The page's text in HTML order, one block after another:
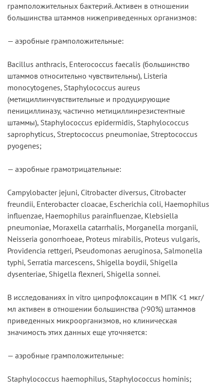
грамположительных бактерий. Активен в отношении
большинства штаммов нижеприведенных организмов:
— аэробные грамположительные:
Bacillus anthracis, Enterococcus faecalis (большинство
штаммов относительно чувствительны), Listeria
monocytogenes, Staphylococcus aureus
(метициллинчувствительные и продуцирующие
пенициллиназу, частично метициллинрезистентные
штаммы), Staphylococcus epidermidis, Staphylococcus
saprophyticus, Streptococcus pneumoniae, Streptococcus
pyogenes;
— аэробные грамотрицательные:
Campylobacter jejuni, Citrobacter diversus, Citrobacter
freundii, Enterobacter cloacae, Escherichia coli, Haemophilus
influenzae, Haemophilus parainfluenzae, Klebsiella
pneumoniae, Moraxella catarrhalis, Morganella morganii,
Neisseria gonorrhoeae, Proteus mirabilis, Proteus vulgaris,
Providencia rettgeri, Pseudomonas aeruginosa, Salmonella
typhi, Serratia marcescens, Shigella boydii, Shigella
dysenteriae, Shigella flexneri, Shigella sonnei.
В исследованиях in vitro ципрофлоксацин в МПК <1 мкг/
мл активен в отношении большинства (>90%) штаммов
приведенных микроорганизмов, но клиническая
значимость этих данных еще уточняется:
— аэробные грамположительные:
Staphylococcus haemophilus, Staphylococcus hominis;